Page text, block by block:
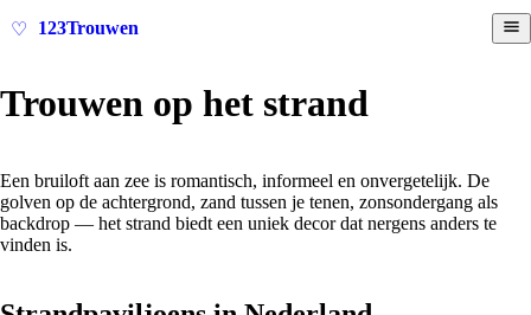
♡ 123Trouwen
Trouwen op het strand
Een bruiloft aan zee is romantisch, informeel en onvergetelijk. De
golven op de achtergrond, zand tussen je tenen, zonsondergang als
backdrop — het strand biedt een uniek decor dat nergens anders te
vinden is.